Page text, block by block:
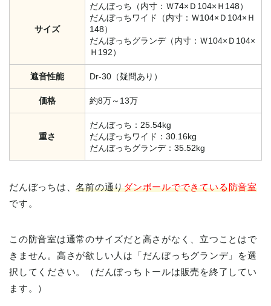
サイズ
だんぼっち（内寸：Ｗ74×Ｄ104×Ｈ148）
だんぼっちワイド（内寸：Ｗ104×Ｄ104×Ｈ
148）
だんぼっちグランデ（内寸：Ｗ104×Ｄ104×
Ｈ192）
遮音性能 Dr-30（疑問あり）
価格 約8万～13万
重さ
だんぼっち：25.54kg
だんぼっちワイド：30.16kg
だんぼっちグランデ：35.52kg
だんぼっちは、名前の通りダンボールでできている防音室
です。
この防音室は通常のサイズだと高さがなく、立つことはで
きません。高さが欲しい人は「だんぼっちグランデ」を選
択してください。（だんぼっちトールは販売を終了してい
ます。）